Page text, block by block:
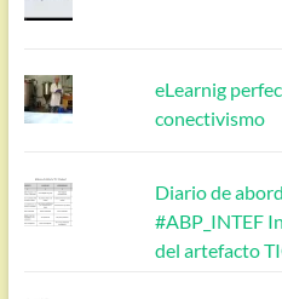
eLearnig
conectivismo
Diario de
#ABP_INTEF
del artefacto